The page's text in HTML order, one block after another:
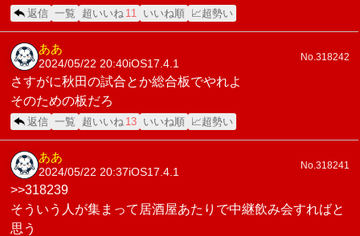
返信 一覧 超いいね 11 いいね順 📈超勢い
ああ
2024/05/22 20:40iOS17.4.1
No.318242
さすがに秋田の試合とか総合板でやれよ
そのための板だろ
返信 一覧 超いいね 13 いいね順 📈超勢い
ああ
2024/05/22 20:37iOS17.4.1
No.318241
>>318239
そういう人が集まって居酒屋あたりで中継飲み会すればと
思う